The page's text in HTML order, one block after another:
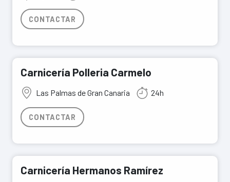
CONTACTAR
Carnicería Polleria Carmelo
Las Palmas de Gran Canaria 24h
CONTACTAR
Carnicería Hermanos Ramírez